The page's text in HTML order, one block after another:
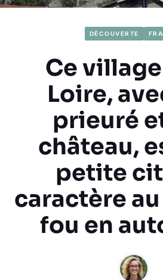
DÉCOUVERTE
Ce
Loire,
prieuré
château,
petite
caractère
fou en